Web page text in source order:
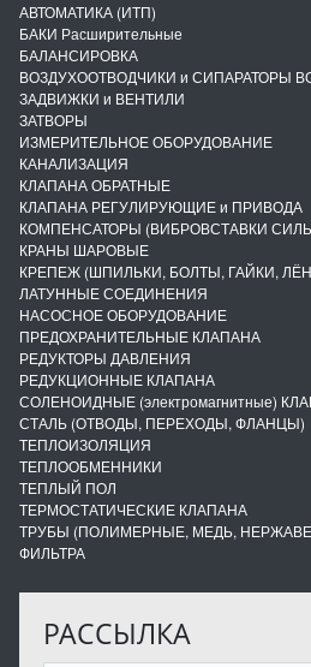
АВТОМАТИКА (ИТП)
БАКИ Расширительные
БАЛАНСИРОВКА
ВОЗДУХООТВОДЧИКИ и СИПАРАТОРЫ
ЗАДВИЖКИ и ВЕНТИЛИ
ЗАТВОРЫ
ИЗМЕРИТЕЛЬНОЕ ОБОРУДОВАНИЕ
КАНАЛИЗАЦИЯ
КЛАПАНА ОБРАТНЫЕ
КЛАПАНА РЕГУЛИРУЮЩИЕ и ПРИВОДА
КОМПЕНСАТОРЫ (ВИБРОВСТАВКИ
КРАНЫ ШАРОВЫЕ
КРЕПЕЖ (ШПИЛЬКИ, БОЛТЫ, ГАЙКИ,
ЛАТУННЫЕ СОЕДИНЕНИЯ
НАСОСНОЕ ОБОРУДОВАНИЕ
ПРЕДОХРАНИТЕЛЬНЫЕ КЛАПАНА
РЕДУКТОРЫ ДАВЛЕНИЯ
РЕДУКЦИОННЫЕ КЛАПАНА
СОЛЕНОИДНЫЕ (электромагнитные)
СТАЛЬ (ОТВОДЫ, ПЕРЕХОДЫ, ФЛАНЦЫ)
ТЕПЛОИЗОЛЯЦИЯ
ТЕПЛООБМЕННИКИ
ТЕПЛЫЙ ПОЛ
ТЕРМОСТАТИЧЕСКИЕ КЛАПАНА
ТРУБЫ (ПОЛИМЕРНЫЕ, МЕДЬ,
ФИЛЬТРА
РАССЫЛКА